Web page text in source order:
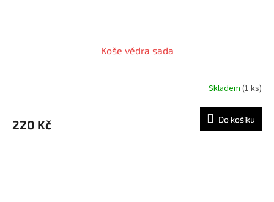
Koše vědra sada
je
5,0
Skladem(1 ks)
220 Kč Do košíku